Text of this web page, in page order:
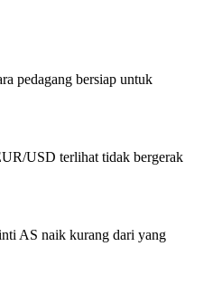
pedagang bersiap untuk
USD terlihat tidak bergerak
AS naik kurang dari yang